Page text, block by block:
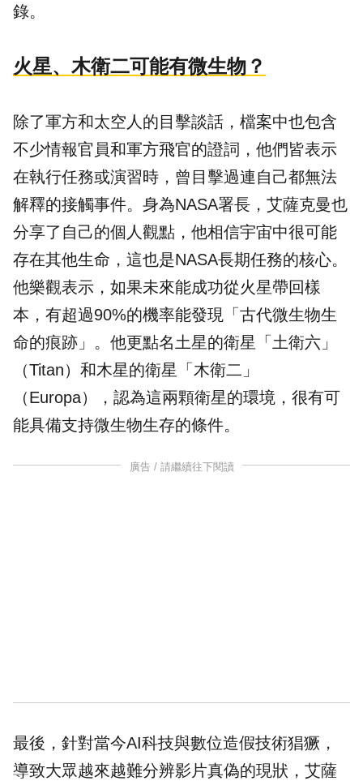
錄。
火星、木衛二可能有微生物？
除了軍方和太空人的目擊談話，檔案中也包含
不少情報官員和軍方飛官的證詞，他們皆表示
在執行任務或演習時，曾目擊過連自己都無法
解釋的接觸事件。身為NASA署長，艾薩克曼也
分享了自己的個人觀點，他相信宇宙中很可能
存在其他生命，這也是NASA長期任務的核心。
他樂觀表示，如果未來能成功從火星帶回樣
本，有超過90%的機率能發現「古代微生物生
命的痕跡」。他更點名土星的衛星「土衛六」
（Titan）和木星的衛星「木衛二」
（Europa），認為這兩顆衛星的環境，很有可
能具備支持微生物生存的條件。
廣告 / 請繼續往下閱讀
最後，針對當今AI科技與數位造假技術猖獗，
導致大眾越來越難分辨影片真偽的現狀，艾薩